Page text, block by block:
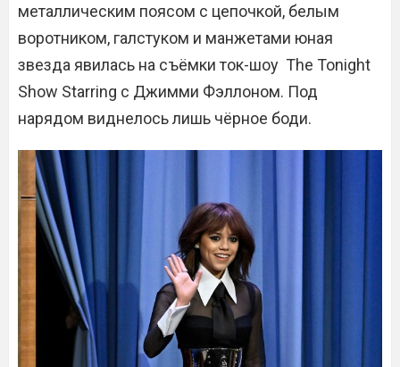
металлическим поясом с цепочкой, белым
воротником, галстуком и манжетами юная
звезда явилась на съёмки ток-шоу The Tonight
Show Starring с Джимми Фэллоном. Под
нарядом виднелось лишь чёрное боди.